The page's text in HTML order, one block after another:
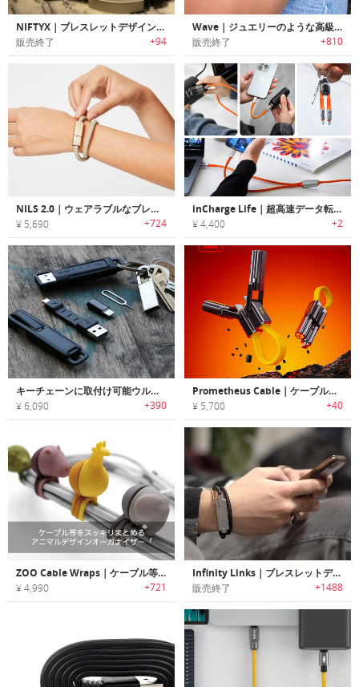
NIFTYX｜ブレスレットデザイン充電ケーブル「ニフティックス」
販売終了 +94
Wave｜ジュエリーのような高級感のあるブレスレットデザイン充電ケーブル「ウェーブ」
販売終了 +810
NILS 2.0｜ウェアラブルなブレスレットデザインチャージングケーブル「ニルス2.0」
¥ 5,690 +724
inCharge Life｜超高速データ転送と一生保証を備えた信頼の充電ケーブル
¥ 4,400 +2
キーチェーンに取付け可能ウルトラポータブルUSBケーブル/アダプター「CableKit（ケーブルキット）」
¥ 6,090 +390
Prometheus Cable｜ケーブル以上の存在。ライターとポケットナイフを備えた多機能充電ケーブル
¥ 5,700 +40
ZOO Cable Wraps｜ケーブル等をスッキリまとめるアニマルデザインオーガナイザー「ズーケーブル」
¥ 4,990 +721
Infinity Links｜ブレスレットデザイン充電ケーブル「インフィニティリンクス」
販売終了 +1488